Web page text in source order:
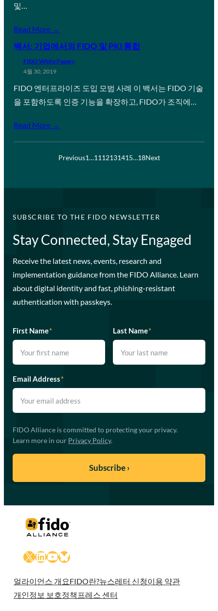
및…
Read More →
백서: 기업에서의 FIDO 및 PKI 통합
FIDO White Papers
4월 30, 2019
FIDO 엔터프라이즈 도입 모범 사례 이 백서는 FIDO 기술
을 포함하도록 인증 기능을 확장하고, FIDO가 조직에…
Read More →
Previous1…1112131415…18Next
SUBSCRIBE TO THE FIDO NEWSLETTER
Stay Connected, Stay Engaged
Receive the latest news, events, research and
implementation guidance from the FIDO Alliance. Learn
about digital identity and fast, phishing-resistant
authentication with passkeys.
First Name* Last Name*
Email Address*
FIDO Alliance is committed to protecting your privacy.
Learn more in our Privacy Policy.
X LinkedIn
YouTube
Bluesky
얼라이언스 개요FIDO란?뉴스레터 신청이용 약관
개인정보 보호정책 프레스 센터